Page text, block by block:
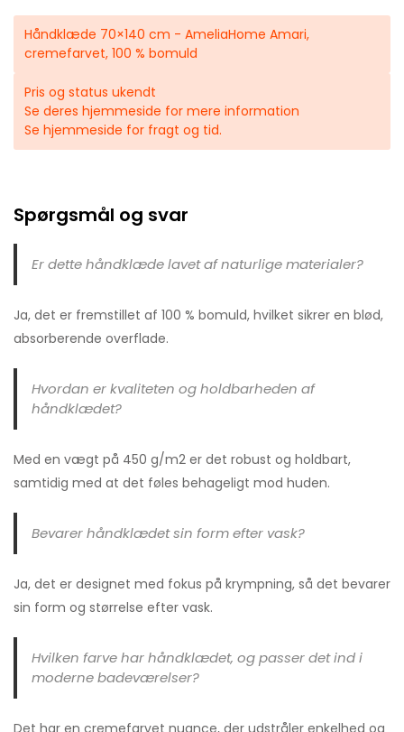
Håndklæde 70×140 cm - AmeliaHome Amari,
cremefarvet, 100 % bomuld
Pris og status ukendt
Se deres hjemmeside for mere information
Se hjemmeside for fragt og tid.
Spørgsmål og svar
Er dette håndklæde lavet af naturlige materialer?
Ja, det er fremstillet af 100 % bomuld, hvilket sikrer en blød,
absorberende overflade.
Hvordan er kvaliteten og holdbarheden af
håndklædet?
Med en vægt på 450 g/m2 er det robust og holdbart,
samtidig med at det føles behageligt mod huden.
Bevarer håndklædet sin form efter vask?
Ja, det er designet med fokus på krympning, så det bevarer
sin form og størrelse efter vask.
Hvilken farve har håndklædet, og passer det ind i
moderne badeværelser?
Det har en cremefarvet nuance, der udstråler enkelhed og